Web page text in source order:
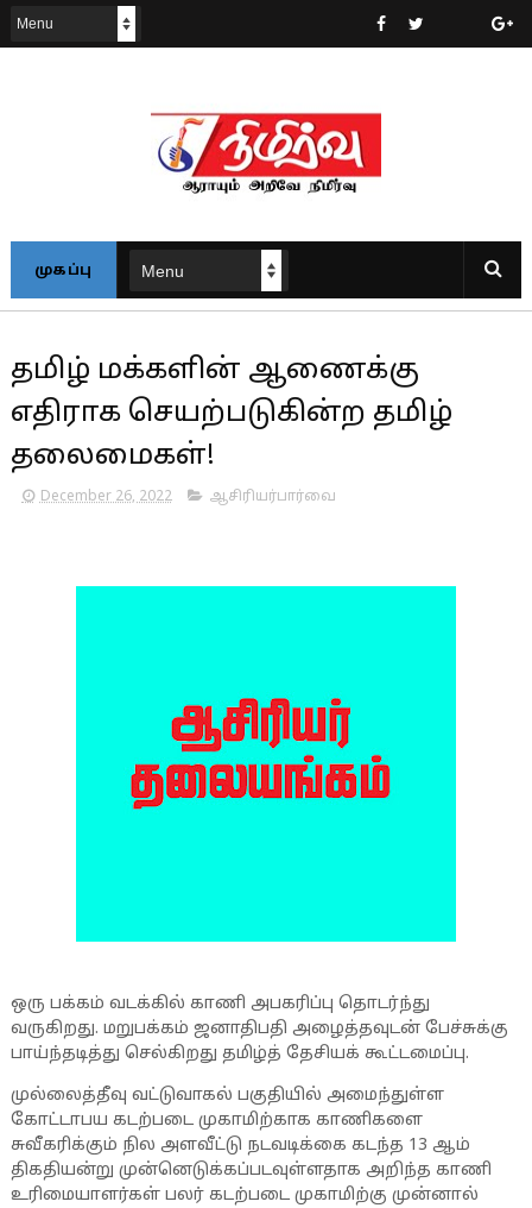
முகப்பு
தமிழ் மக்களின் ஆணைக்கு
எதிராக செயற்படுகின்ற தமிழ்
தலைமைகள்!
December 26, 2022 ஆசிரியர்பார்வை
ஒரு பக்கம் வடக்கில் காணி அபகரிப்பு தொடர்ந்து
வருகிறது. மறுபக்கம் ஜனாதிபதி அழைத்தவுடன் பேச்சுக்கு
பாய்ந்தடித்து செல்கிறது தமிழ்த் தேசியக் கூட்டமைப்பு.
முல்லைத்தீவு வட்டுவாகல் பகுதியில் அமைந்துள்ள
கோட்டாபய கடற்படை முகாமிற்காக காணிகளை
சுவீகரிக்கும் நில அளவீட்டு நடவடிக்கை கடந்த 13 ஆம்
திகதியன்று முன்னெடுக்கப்படவுள்ளதாக அறிந்த காணி
உரிமையாளர்கள் பலர் கடற்படை முகாமிற்கு முன்னால்